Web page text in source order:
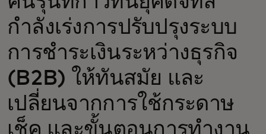
กำลังเร่งการปรับปรุงระบบ
การชำระเงินระหว่างธุรกิจ
(B2B) ให้ทันสมัย และ
เปลี่ยนจากการใช้กระดาษ